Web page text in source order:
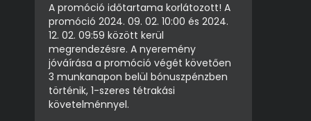
A promóció időtartama korlátozott! A
promóció 2024. 09. 02. 10:00 és 2024.
12. 02. 09:59 között kerül
megrendezésre. A nyeremény
jóváírása a promóció végét követően
3 munkanapon belül bónuszpénzben
történik, 1-szeres tétrakási
követelménnyel.